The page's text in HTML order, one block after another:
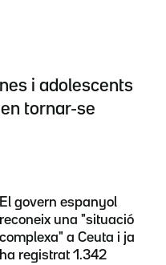
i adolescents
tornar-se
El govern espanyol
reconeix una "situació
complexa" a Ceuta i ja
ha registrat 1.342